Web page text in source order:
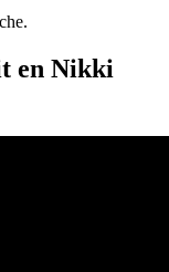
en Nikki